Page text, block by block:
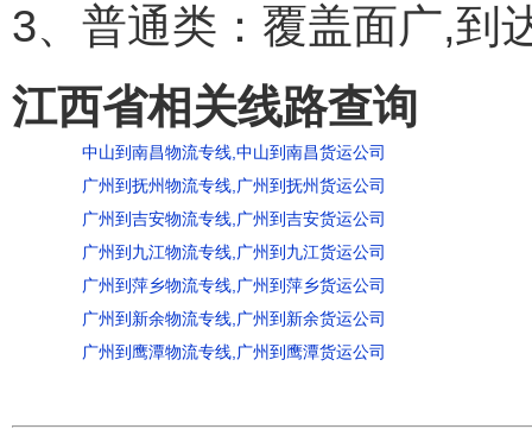
3、普通类：覆盖面广,到
江西省相关线路查询
中山到南昌物流专线,中山到南昌货运公司
广州到抚州物流专线,广州到抚州货运公司
广州到吉安物流专线,广州到吉安货运公司
广州到九江物流专线,广州到九江货运公司
广州到萍乡物流专线,广州到萍乡货运公司
广州到新余物流专线,广州到新余货运公司
广州到鹰潭物流专线,广州到鹰潭货运公司